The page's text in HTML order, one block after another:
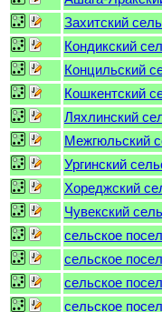
Захитский
Кондикский
Концильский
Кошкентский
Ляхлинский
Межгюльский
Ургинский
Хореджский
Чувекский
сельское
сельское
сельское
сельское